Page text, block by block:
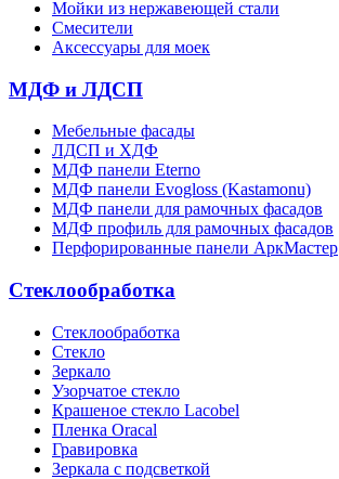
Мойки из нержавеющей стали
Смесители
Аксессуары для моек
МДФ и ЛДСП
Мебельные фасады
ЛДСП и ХДФ
МДФ панели Eterno
МДФ панели Evogloss (Kastamonu)
МДФ панели для рамочных фасадов
МДФ профиль для рамочных фасадов
Перфорированные панели АркМастер
Стеклообработка
Стеклообработка
Стекло
Зеркало
Узорчатое стекло
Крашеное стекло Lacobel
Пленка Oracal
Гравировка
Зеркала с подсветкой